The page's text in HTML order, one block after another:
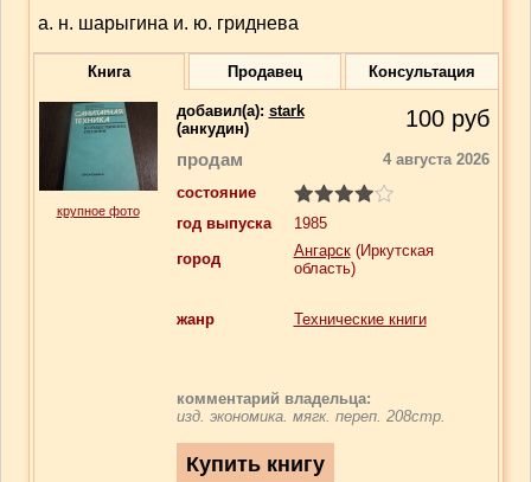
а. н. шарыгина и. ю. гриднева
Книга Продавец Консультация
крупное фото
добавил(a): stark
(анкудин)
100 руб
продам
4 августа 2026
состояние
год выпуска
1985
город
Ангарск(Иркутская
область)
жанр Технические книги
комментарий владельца:
изд. экономика. мягк. переп. 208стр.